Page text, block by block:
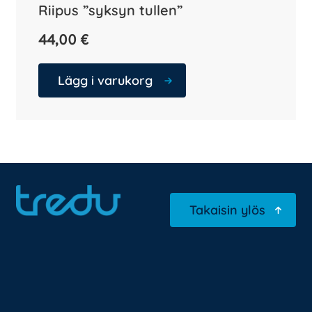
Riipus ”syksyn tullen”
44,00 €
Lägg i varukorg
Takaisin ylös